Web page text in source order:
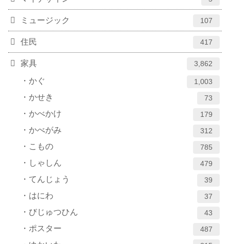
ミュージック 107
住民 417
家具 3,862
かぐ 1,003
かせき 73
かべかけ 179
かべがみ 312
こもの 785
しゃしん 479
てんじょう 39
はにわ 37
びじゅつひん 43
ポスター 487